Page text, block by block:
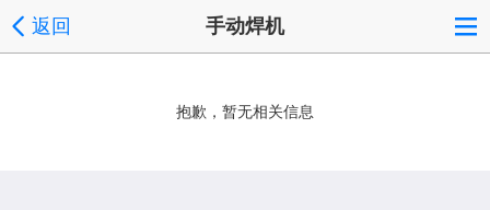
返回 手动焊机
抱歉，暂无相关信息